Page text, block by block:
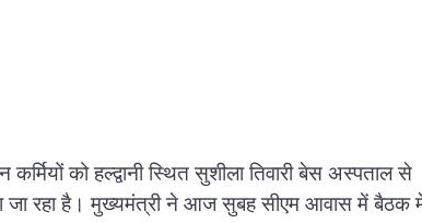
को हल्द्वानी स्थित सुशीला तिवारी बेस अस्पताल से
जा रहा है। मुख्यमंत्री ने आज सुबह सीएम आवास में बैठक